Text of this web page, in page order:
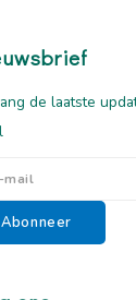
de laatste
Abonneer